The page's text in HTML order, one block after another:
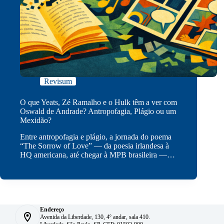
Revisum
O que Yeats, Zé Ramalho e o Hulk têm a ver com
Oswald de Andrade? Antropofagia, Plágio ou um
Mexidão?
Entre antropofagia e plágio, a jornada do poema
“The Sorrow of Love” — da poesia irlandesa à
HQ americana, até chegar à MPB brasileira —…
Endereço
Avenida da Liberdade, 130, 4º andar, sala 410.